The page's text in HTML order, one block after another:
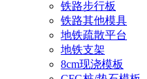
铁路步行板
铁路其他模具
地铁疏散平台
地铁支架
8cm现浇模板